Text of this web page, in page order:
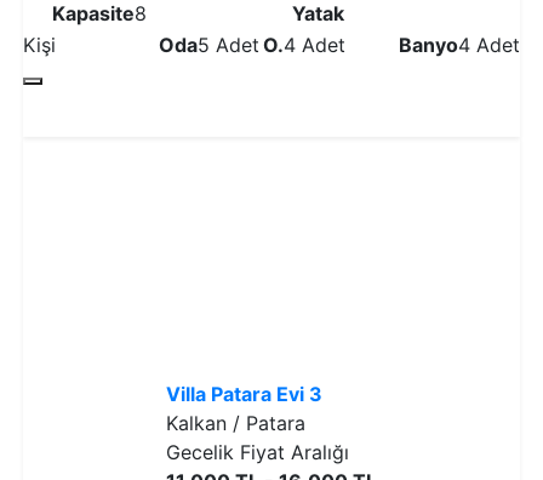
Kapasite8
Kişi
Oda5 Adet
Yatak
O.4 Adet Banyo4 Adet
Villa Patara Evi 3
Kalkan / Patara
Gecelik Fiyat Aralığı